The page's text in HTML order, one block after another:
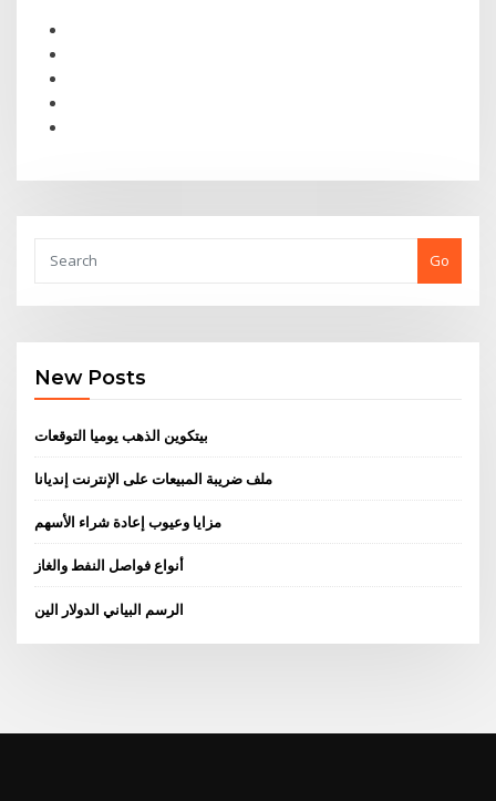
Go
New Posts
بيتكوين الذهب يوميا التوقعات
ملف ضريبة المبيعات على الإنترنت إنديانا
مزايا وعيوب إعادة شراء الأسهم
أنواع فواصل النفط والغاز
الرسم البياني الدولار الين